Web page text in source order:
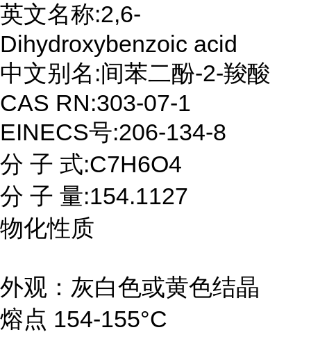
英文名称:2,6-
Dihydroxybenzoic acid
中文别名:间苯二酚-2-羧酸
CAS RN:303-07-1
EINECS号:206-134-8
分 子 式:C7H6O4
分 子 量:154.1127
物化性质
外观：灰白色或黄色结晶
熔点 154-155°C